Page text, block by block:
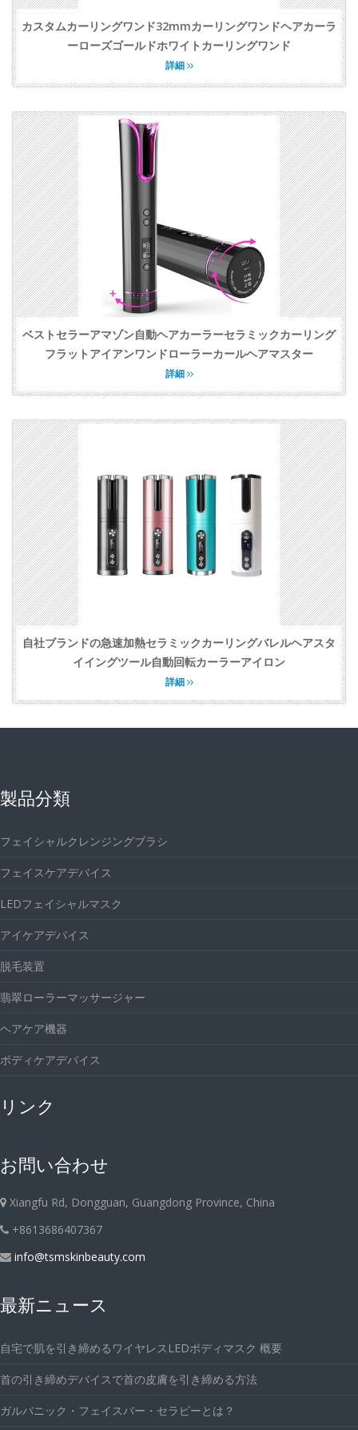
カスタムカーリングワンド32mmカーリングワンドヘアカーラ
ーローズゴールドホワイトカーリングワンド
詳細
ベストセラーアマゾン自動ヘアカーラーセラミックカーリング
フラットアイアンワンドローラーカールヘアマスター
詳細
自社ブランドの急速加熱セラミックカーリングバレルヘアスタ
イイングツール自動回転カーラーアイロン
詳細
製品分類
フェイシャルクレンジングブラシ
フェイスケアデバイス
LEDフェイシャルマスク
アイケアデバイス
脱毛装置
翡翠ローラーマッサージャー
ヘアケア機器
ボディケアデバイス
リンク
お問い合わせ
Xiangfu Rd, Dongguan, Guangdong Province, China
+8613686407367
info@tsmskinbeauty.com
最新ニュース
自宅で肌を引き締めるワイヤレスLEDボディマスク 概要
首の引き締めデバイスで首の皮膚を引き締める方法
ガルバニック・フェイスバー・セラピーとは？